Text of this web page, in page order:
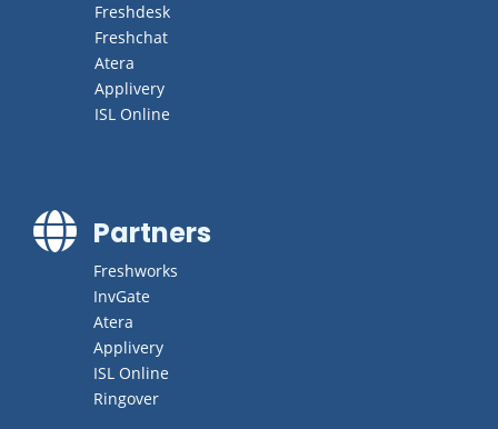
Freshdesk
Freshchat
Atera
Applivery
ISL Online
 Partners
Freshworks
InvGate
Atera
Applivery
ISL Online
Ringover